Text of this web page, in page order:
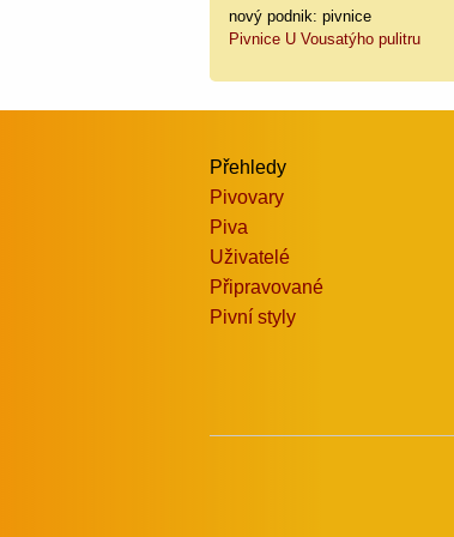
nový podnik: pivnice
Pivnice U Vousatýho pulitru
Přehledy
Pivovary
Piva
Uživatelé
Připravované
Pivní styly